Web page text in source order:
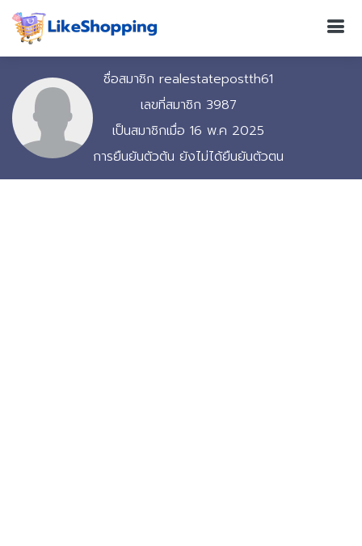
ชื่อสมาชิก realestatepostth61
เลขที่สมาชิก 3987
เป็นสมาชิกเมื่อ 16 พ.ค 2025
การยืนยันตัวต้น ยังไม่ได้ยืนยันตัวตน